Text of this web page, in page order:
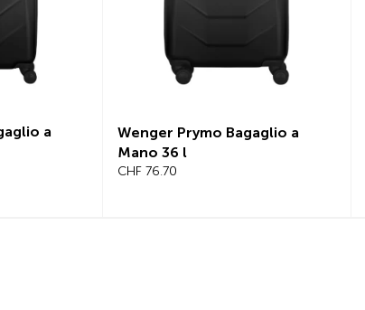
a
Wenger Prymo Bagaglio a
Mano 36 l
CHF 76.70